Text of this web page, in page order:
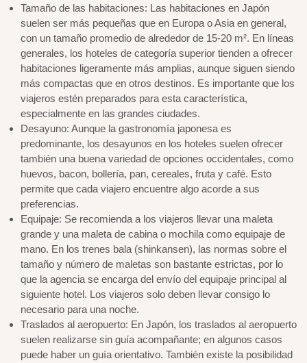
Tamaño de las habitaciones: Las habitaciones en Japón
suelen ser más pequeñas que en Europa o Asia en general,
con un tamaño promedio de alrededor de 15-20 m². En líneas
generales, los hoteles de categoría superior tienden a ofrecer
habitaciones ligeramente más amplias, aunque siguen siendo
más compactas que en otros destinos. Es importante que los
viajeros estén preparados para esta característica,
especialmente en las grandes ciudades.
Desayuno: Aunque la gastronomía japonesa es
predominante, los desayunos en los hoteles suelen ofrecer
también una buena variedad de opciones occidentales, como
huevos, bacon, bollería, pan, cereales, fruta y café. Esto
permite que cada viajero encuentre algo acorde a sus
preferencias.
Equipaje: Se recomienda a los viajeros llevar una maleta
grande y una maleta de cabina o mochila como equipaje de
mano. En los trenes bala (shinkansen), las normas sobre el
tamaño y número de maletas son bastante estrictas, por lo
que la agencia se encarga del envío del equipaje principal al
siguiente hotel. Los viajeros solo deben llevar consigo lo
necesario para una noche.
Traslados al aeropuerto: En Japón, los traslados al aeropuerto
suelen realizarse sin guía acompañante; en algunos casos
puede haber un guía orientativo. También existe la posibilidad